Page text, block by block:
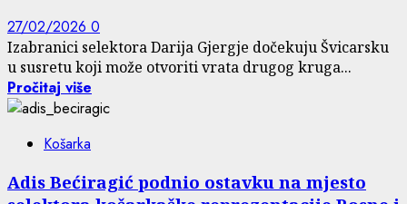
27/02/2026 0
Izabranici selektora Darija Gjergje dočekuju Švicarsku
u susretu koji može otvoriti vrata drugog kruga...
Pročitaj više
Košarka
Adis Bećiragić podnio ostavku na mjesto